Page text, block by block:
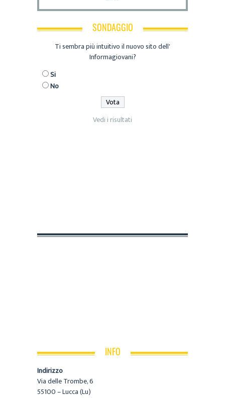
SONDAGGIO
Ti sembra più intuitivo il nuovo sito dell'
Informagiovani?
Si
No
Vedi i risultati
INFO
Indirizzo
Via delle Trombe, 6
55100 – Lucca (Lu)